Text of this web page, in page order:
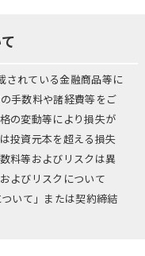
されている金融商品等に
手数料や諸経費等をご
の変動等により損失が
投資元本を超える損失
料等およびリスクは異
よびリスクについて
いて」または契約締結